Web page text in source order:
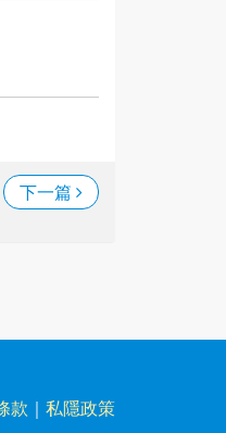
下一篇
款 ｜ 私隱政策